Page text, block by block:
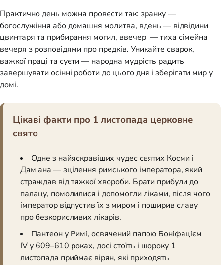
Практично день можна провести так: зранку —
богослужіння або домашня молитва, вдень — відвідини
цвинтаря та прибирання могил, ввечері — тиха сімейна
вечеря з розповідями про предків. Уникайте сварок,
важкої праці та суєти — народна мудрість радить
завершувати осінні роботи до цього дня і зберігати мир у
домі.
Цікаві факти про 1 листопада церковне
свято
Одне з найяскравіших чудес святих Косми і
Даміана — зцілення римського імператора, який
страждав від тяжкої хвороби. Брати прибули до
палацу, помолилися і допомогли ліками, після чого
імператор відпустив їх з миром і поширив славу
про безкорисливих лікарів.
Пантеон у Римі, освячений папою Боніфацієм
IV у 609–610 роках, досі стоїть і щороку 1
листопада приймає вірян, які приходять